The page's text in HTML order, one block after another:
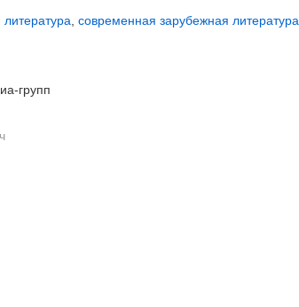
современная зарубежная литература
групп